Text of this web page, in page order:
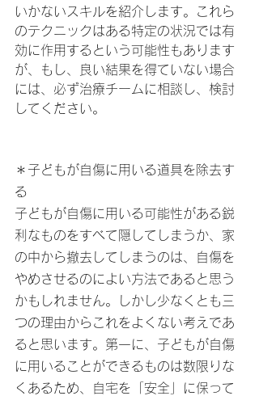
いかないスキルを紹介します。これら
のテクニックはある特定の状況では有
効に作用するという可能性もあります
が、もし、良い結果を得ていない場合
には、必ず治療チームに相談し、検討
してください。
＊子どもが自傷に用いる道具を除去す
る
子どもが自傷に用いる可能性がある鋭
利なものをすべて隠してしまうか、家
の中から撤去してしまうのは、自傷を
やめさせるのによい方法であると思う
かもしれません。しかし少なくとも三
つの理由からこれをよくない考えであ
ると思います。第一に、子どもが自傷
に用いることができるものは数限りな
くあるため、自宅を「安全」に保って